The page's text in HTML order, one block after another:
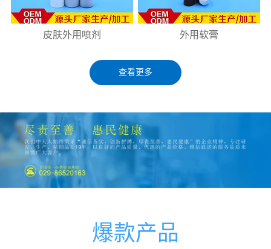
皮肤外用喷剂 外用软膏
查看更多
爆款产品